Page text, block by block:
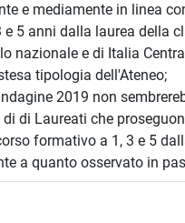
e mediamente in linea
5 anni dalla laurea della
nazionale e di Italia
tipologia dell'Ateneo;
2019 non
di Laureati che
formativo a 1, 3 e 5
a quanto osservato in